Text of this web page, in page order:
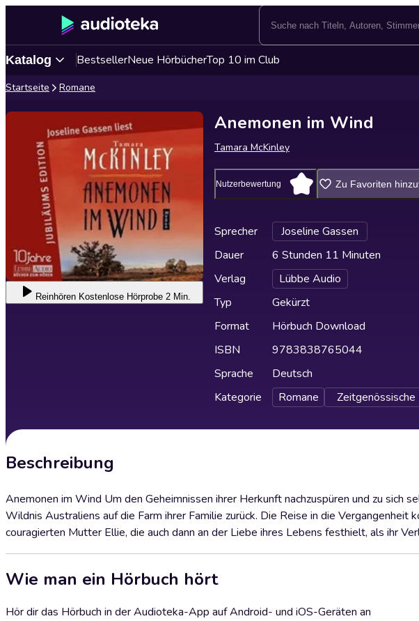
Katalog BestsellerNeue HörbücherTop 10 im Club
Startseite Romane
Reinhören Kostenlose Hörprobe 2 Min.
Anemonen im Wind
Tamara McKinley
Nutzerbewertung Zu Favoriten
Sprecher
Joseline Gassen
Dauer
6 Stunden 11 Minuten
Verlag
Lübbe Audio
Typ
Gekürzt
Format
Hörbuch Download
ISBN
9783838765044
Sprache
Deutsch
Kategorie
Romane
Beschreibung
Anemonen im Wind Um den Geheimnissen ihrer Herkunft nachzuspüren und zu sich
Wildnis Australiens auf die Farm ihrer Familie zurück. Die Reise in die
couragierten Mutter Ellie, die auch dann an der Liebe ihres Lebens festhielt, als ihr
Wie man ein Hörbuch hört
Hör dir das Hörbuch in der Audioteka-App auf Android- und iOS-Geräten an